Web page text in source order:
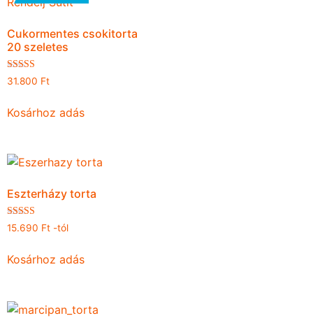
Cukormentes csokitorta
20 szeletes
Értékelés:
4.00
31.800 Ft
Kosárhoz adás
Eszterházy torta
Értékelés:
4.82
15.690 Ft -tól
Kosárhoz adás